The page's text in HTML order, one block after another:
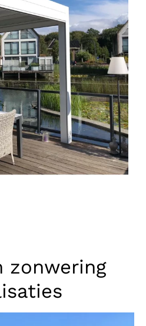
zonwering